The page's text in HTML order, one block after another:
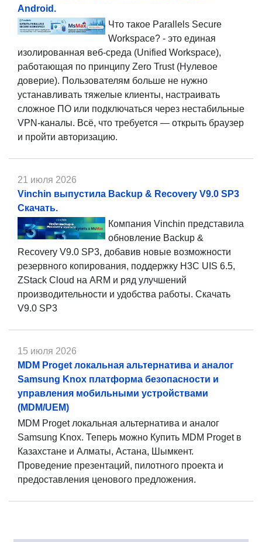
Android.
Что такое Parallels Secure
Workspace? - это единая
изолированная веб-среда (Unified Workspace),
работающая по принципу Zero Trust (Нулевое
доверие). Пользователям больше не нужно
устанавливать тяжелые клиенты, настраивать
сложное ПО или подключаться через нестабильные
VPN-каналы. Всё, что требуется — открыть браузер
и пройти авторизацию.
21 июля 2026
Vinchin выпустила Backup & Recovery V9.0 SP3
Скачать.
Компания Vinchin представила
обновление Backup &
Recovery V9.0 SP3, добавив новые возможности
резервного копирования, поддержку H3C UIS 6.5,
ZStack Cloud на ARM и ряд улучшений
производительности и удобства работы. Скачать
V9.0 SP3
15 июля 2026
MDM Proget локальная альтернатива и аналог
Samsung Knox платформа безопасности и
управления мобильными устройствами
(MDM/UEM)
MDM Proget локальная альтернатива и аналог
Samsung Knox. Теперь можно Купить MDM Proget в
Казахстане и Алматы, Астана, Шымкент.
Проведение презентаций, пилотного проекта и
предоставления ценового предложения.